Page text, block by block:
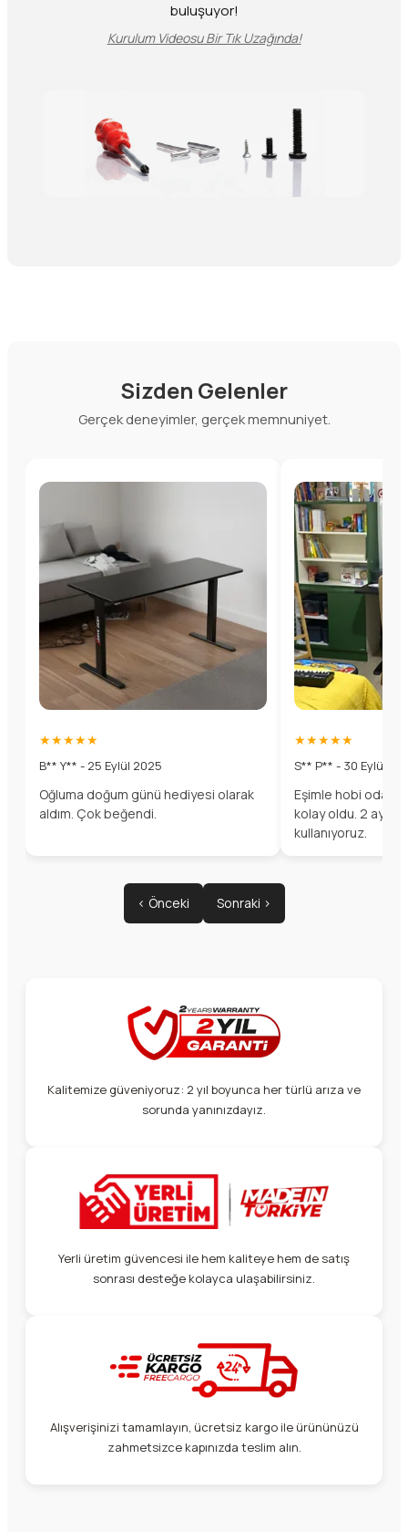
buluşuyor!
Kurulum Videosu Bir Tık Uzağında!
Sizden Gelenler
Gerçek deneyimler, gerçek memnuniyet.
★★★★★
B** Y** - 25 Eylül 2025
Oğluma doğum günü hediyesi olarak
aldım. Çok beğendi.
★★★★★
S** P** - 30 Eylül
Eşimle hobi
kolay oldu. 2
kullanıyoruz.
‹ Önceki Sonraki ›
Kalitemize güveniyoruz: 2 yıl boyunca her türlü arıza ve
sorunda yanınızdayız.
Yerli üretim güvencesi ile hem kaliteye hem de satış
sonrası desteğe kolayca ulaşabilirsiniz.
Alışverişinizi tamamlayın, ücretsiz kargo ile ürününüzü
zahmetsizce kapınızda teslim alın.